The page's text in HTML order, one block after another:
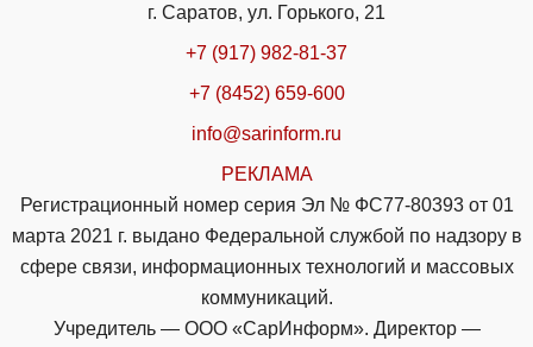
г. Саратов, ул. Горького, 21
+7 (917) 982-81-37
+7 (8452) 659-600
info@sarinform.ru
РЕКЛАМА
Регистрационный номер серия Эл № ФС77-80393 от 01
марта 2021 г. выдано Федеральной службой по надзору в
сфере связи, информационных технологий и массовых
коммуникаций.
Учредитель — ООО «СарИнформ». Директор —